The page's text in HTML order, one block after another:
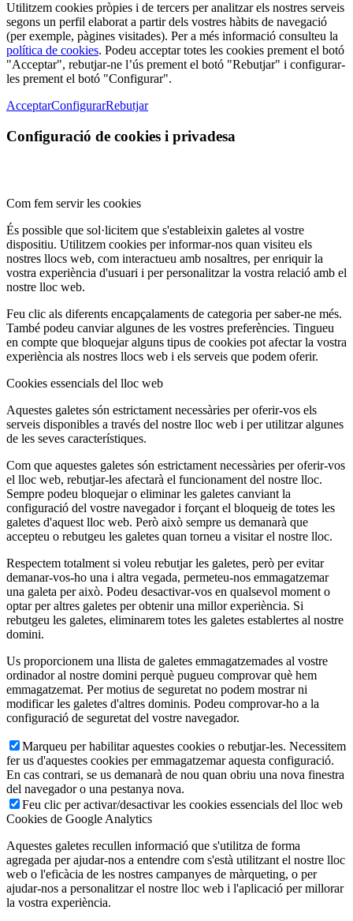
Utilitzem cookies pròpies i de tercers per analitzar els nostres serveis
segons un perfil elaborat a partir dels vostres hàbits de navegació
(per exemple, pàgines visitades). Per a més informació consulteu la
política de cookies. Podeu acceptar totes les cookies prement el botó
"Acceptar", rebutjar-ne l’ús prement el botó "Rebutjar" i configurar-
les prement el botó "Configurar".
AcceptarConfigurarRebutjar
Configuració de cookies i privadesa
Com fem servir les cookies
És possible que sol·licitem que s'estableixin galetes al vostre
dispositiu. Utilitzem cookies per informar-nos quan visiteu els
nostres llocs web, com interactueu amb nosaltres, per enriquir la
vostra experiència d'usuari i per personalitzar la vostra relació amb el
nostre lloc web.
Feu clic als diferents encapçalaments de categoria per saber-ne més.
També podeu canviar algunes de les vostres preferències. Tingueu
en compte que bloquejar alguns tipus de cookies pot afectar la vostra
experiència als nostres llocs web i els serveis que podem oferir.
Cookies essencials del lloc web
Aquestes galetes són estrictament necessàries per oferir-vos els
serveis disponibles a través del nostre lloc web i per utilitzar algunes
de les seves característiques.
Com que aquestes galetes són estrictament necessàries per oferir-vos
el lloc web, rebutjar-les afectarà el funcionament del nostre lloc.
Sempre podeu bloquejar o eliminar les galetes canviant la
configuració del vostre navegador i forçant el bloqueig de totes les
galetes d'aquest lloc web. Però això sempre us demanarà que
accepteu o rebutgeu les galetes quan torneu a visitar el nostre lloc.
Respectem totalment si voleu rebutjar les galetes, però per evitar
demanar-vos-ho una i altra vegada, permeteu-nos emmagatzemar
una galeta per això. Podeu desactivar-vos en qualsevol moment o
optar per altres galetes per obtenir una millor experiència. Si
rebutgeu les galetes, eliminarem totes les galetes establertes al nostre
domini.
Us proporcionem una llista de galetes emmagatzemades al vostre
ordinador al nostre domini perquè pugueu comprovar què hem
emmagatzemat. Per motius de seguretat no podem mostrar ni
modificar les galetes d'altres dominis. Podeu comprovar-ho a la
configuració de seguretat del vostre navegador.
Marqueu per habilitar aquestes cookies o rebutjar-les. Necessitem
fer us d'aquestes cookies per emmagatzemar aquesta configuració.
En cas contrari, se us demanarà de nou quan obriu una nova finestra
del navegador o una pestanya nova.
Feu clic per activar/desactivar les cookies essencials del lloc web
Cookies de Google Analytics
Aquestes galetes recullen informació que s'utilitza de forma
agregada per ajudar-nos a entendre com s'està utilitzant el nostre lloc
web o l'eficàcia de les nostres campanyes de màrqueting, o per
ajudar-nos a personalitzar el nostre lloc web i l'aplicació per millorar
la vostra experiència.